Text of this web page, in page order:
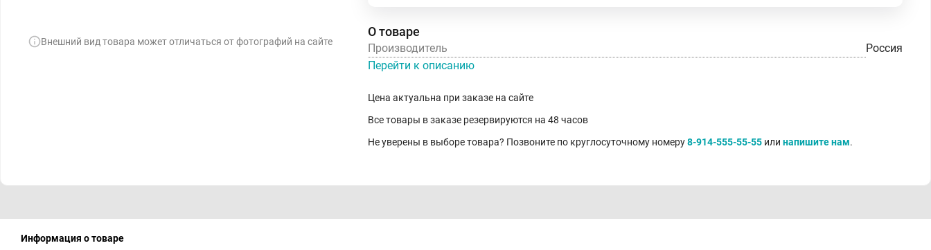
Внешний вид товара может отличаться от фотографий на сайте
О товаре
Производитель
Россия
Перейти к описанию
Цена актуальна при заказе на сайте
Все товары в заказе резервируются на 48 часов
Не уверены в выборе товара? Позвоните по круглосуточному номеру8-914-555-55-55 или напишите нам.
Информация о товаре